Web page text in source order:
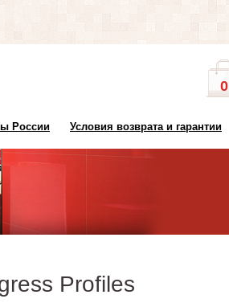
0
России Условия возврата и гарантии
Profiles